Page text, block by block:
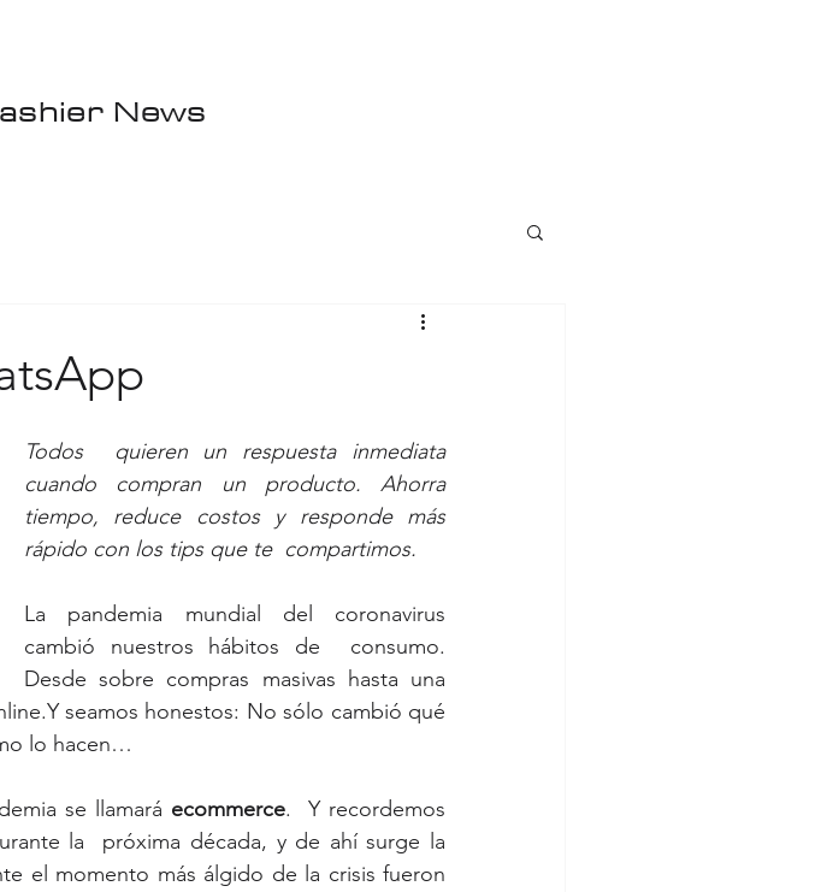
News
Todos  quieren un respuesta inmediata
cuando compran un producto. Ahorra
tiempo, reduce costos y responde más
rápido con los tips que te  compartimos.
La pandemia mundial del coronavirus
cambió nuestros hábitos de  consumo.
Desde sobre compras masivas hasta una
seamos honestos: No sólo cambió qué
lo hacen…
se llamará ecommerce.  Y recordemos
la  próxima década, y de ahí surge la
el momento más álgido de la crisis fueron